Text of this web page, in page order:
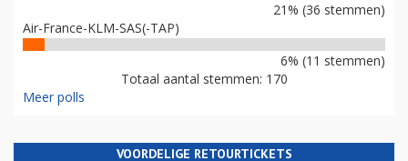
21% (36 stemmen)
Air-France-KLM-SAS(-TAP)
6% (11 stemmen)
Totaal aantal stemmen: 170
Meer polls
VOORDELIGE RETOURTICKETS